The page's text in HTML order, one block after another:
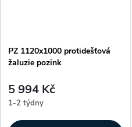
PZ 1120x1000 protidešťová
žaluzie pozink
5 994 Kč
1-2 týdny